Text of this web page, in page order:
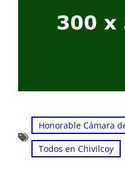
Honorable Cámara
Todos en Chivilcoy